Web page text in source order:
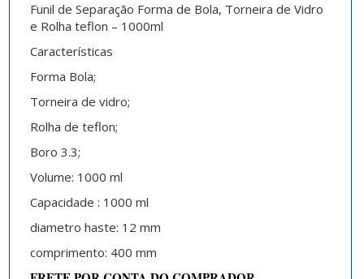
Funil de Separação Forma de Bola, Torneira de Vidro
e Rolha teflon – 1000ml
Características
Forma Bola;
Torneira de vidro;
Rolha de teflon;
Boro 3.3;
Volume: 1000 ml
Capacidade : 1000 ml
diametro haste: 12 mm
comprimento: 400 mm